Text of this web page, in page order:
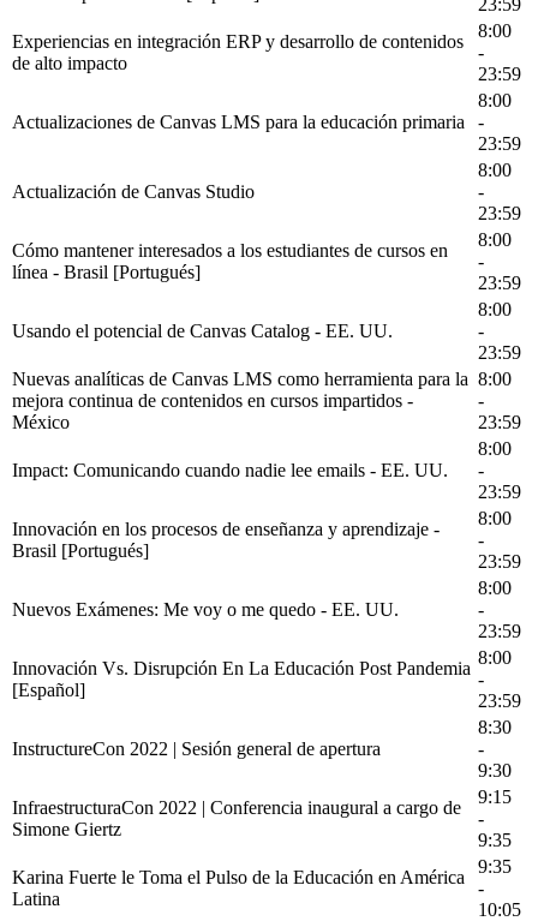
23:59
Experiencias en integración ERP y desarrollo de contenidos
de alto impacto
8:00
-
23:59
Actualizaciones de Canvas LMS para la educación primaria
8:00
-
23:59
Actualización de Canvas Studio
8:00
-
23:59
Cómo mantener interesados a los estudiantes de cursos en
línea - Brasil [Portugués]
8:00
-
23:59
Usando el potencial de Canvas Catalog - EE. UU.
8:00
-
23:59
Nuevas analíticas de Canvas LMS como herramienta para la
mejora continua de contenidos en cursos impartidos -
México
8:00
-
23:59
Impact: Comunicando cuando nadie lee emails - EE. UU.
8:00
-
23:59
Innovación en los procesos de enseñanza y aprendizaje -
Brasil [Portugués]
8:00
-
23:59
Nuevos Exámenes: Me voy o me quedo - EE. UU.
8:00
-
23:59
Innovación Vs. Disrupción En La Educación Post Pandemia
[Español]
8:00
-
23:59
InstructureCon 2022 | Sesión general de apertura
8:30
-
9:30
InfraestructuraCon 2022 | Conferencia inaugural a cargo de
Simone Giertz
9:15
-
9:35
Karina Fuerte le Toma el Pulso de la Educación en América
Latina
9:35
-
10:05